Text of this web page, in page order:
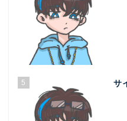
5 サ